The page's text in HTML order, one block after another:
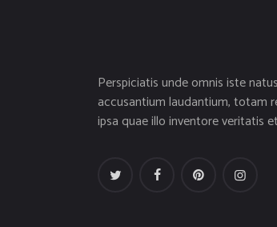
Perspiciatis unde omnis iste
accusantium laudantium, totam
ipsa quae illo inventore veritatis